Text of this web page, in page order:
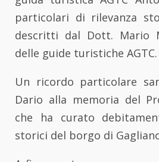
particolari di rilevanza
descritti dal Dott. Mario
delle guide turistiche AGTC.
Un ricordo particolare
Dario alla memoria del
che ha curato
storici del borgo di